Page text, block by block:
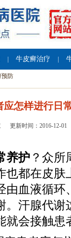
牛皮癣治疗
预防
应怎样进行日
更新时间：2016-12-01
养护 ？众所
也都在皮肤
由血液循环
。汗腺代谢
就会接触患